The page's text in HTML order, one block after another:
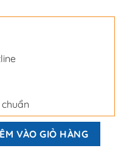
VÀO GIỎ HÀNG